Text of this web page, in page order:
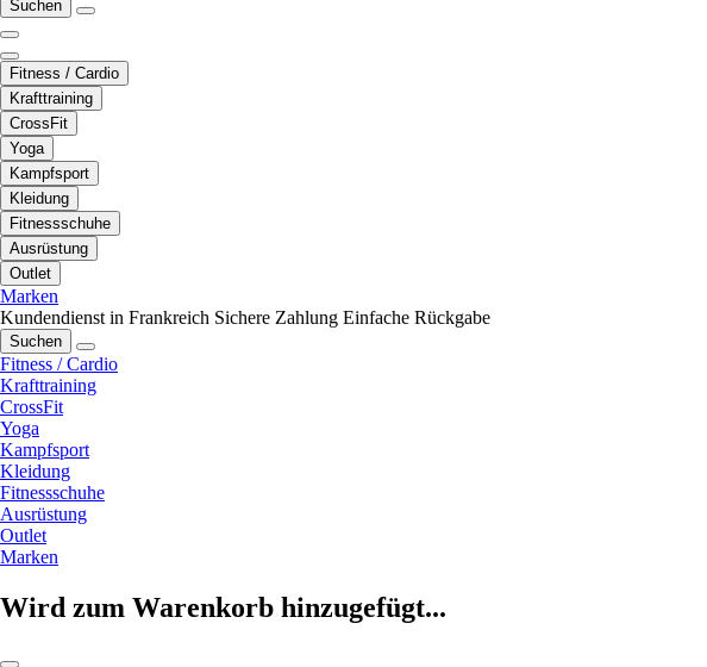
Suchen
Fitness / Cardio
Krafttraining
CrossFit
Yoga
Kampfsport
Kleidung
Fitnessschuhe
Ausrüstung
Outlet
Marken
Kundendienst in Frankreich Sichere Zahlung Einfache Rückgabe
Suchen
Fitness / Cardio
Krafttraining
CrossFit
Yoga
Kampfsport
Kleidung
Fitnessschuhe
Ausrüstung
Outlet
Marken
Wird zum Warenkorb hinzugefügt...